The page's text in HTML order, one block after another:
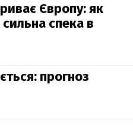
Європу: як
спека в
прогноз